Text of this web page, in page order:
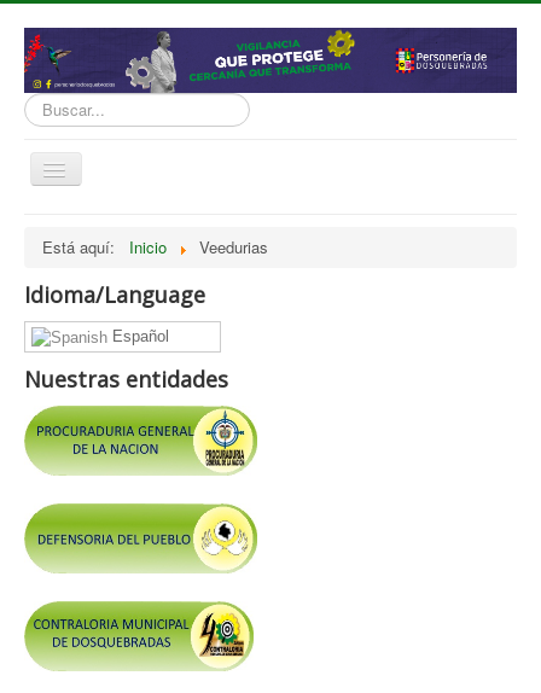
Buscar...
Cambiar
Presupuesto
Politicas, Planes, Proyectos
Tramites y Servicios
Contratación
Servicio Información
Control y Rendición de Cuentas
Grupos De Interés
Gestión Seguridad y Salud en el Trabajo
Está aquí: Inicio Veedurias
Idioma/Language
Español
Nuestras entidades